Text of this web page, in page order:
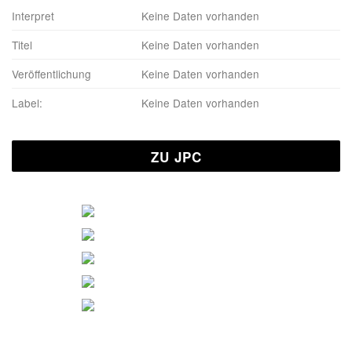
Interpret
Keine Daten vorhanden
Titel
Keine Daten vorhanden
Veröffentlichung
Keine Daten vorhanden
Label:
Keine Daten vorhanden
ZU JPC